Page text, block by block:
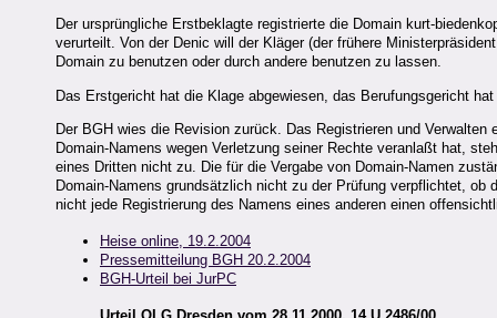
Der ursprüngliche Erstbeklagte registrierte die Domain kurt-
verurteilt. Von der Denic will der Kläger (der frühere
Domain zu benutzen oder durch andere benutzen zu lassen.
Das Erstgericht hat die Klage abgewiesen, das Berufungsgericht
Der BGH wies die Revision zurück. Das Registrieren und
Domain-Namens wegen Verletzung seiner Rechte veranlaßt hat,
eines Dritten nicht zu. Die für die Vergabe von Domain-Namen
Domain-Namens grundsätzlich nicht zu der Prüfung verpflichtet,
nicht jede Registrierung des Namens eines anderen einen
Heise online, 19.2.2004
Pressemitteilung BGH 20.2.2004
BGH-Urteil bei JurPC